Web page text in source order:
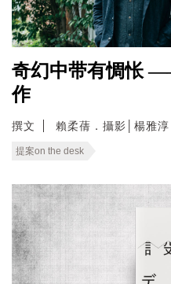
奇幻中带有惆怅
作
撰文 賴柔蒨．攝影│楊雅淳
提案on the desk